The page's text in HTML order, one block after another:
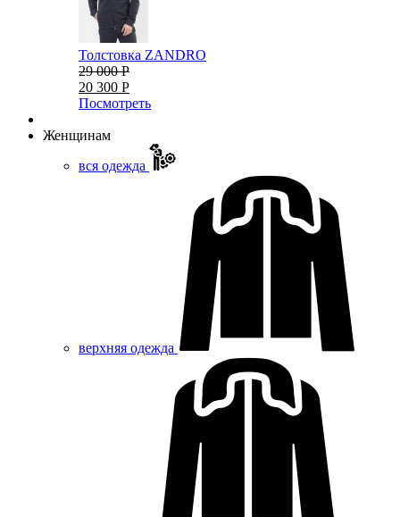
Толстовка ZANDRO
29 000 Р
20 300 Р
Посмотреть
Женщинам
вся одежда
верхняя одежда